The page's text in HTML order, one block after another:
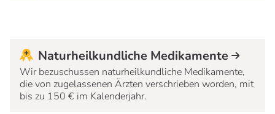
Naturheilkundliche Medikamente
Wir bezuschussen naturheilkundliche Medikamente,
die von zugelassenen Ärzten verschrieben worden, mit
bis zu 150 € im Kalenderjahr.